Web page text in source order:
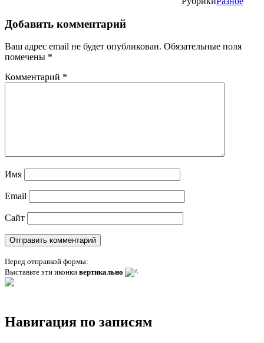
Добавить комментарий
Ваш адрес email не будет опубликован. Обязательные поля
помечены *
Комментарий *
Имя
Email
Сайт
Перед отправкой формы:
Выставьте эти иконки вертикально
Навигация по записям